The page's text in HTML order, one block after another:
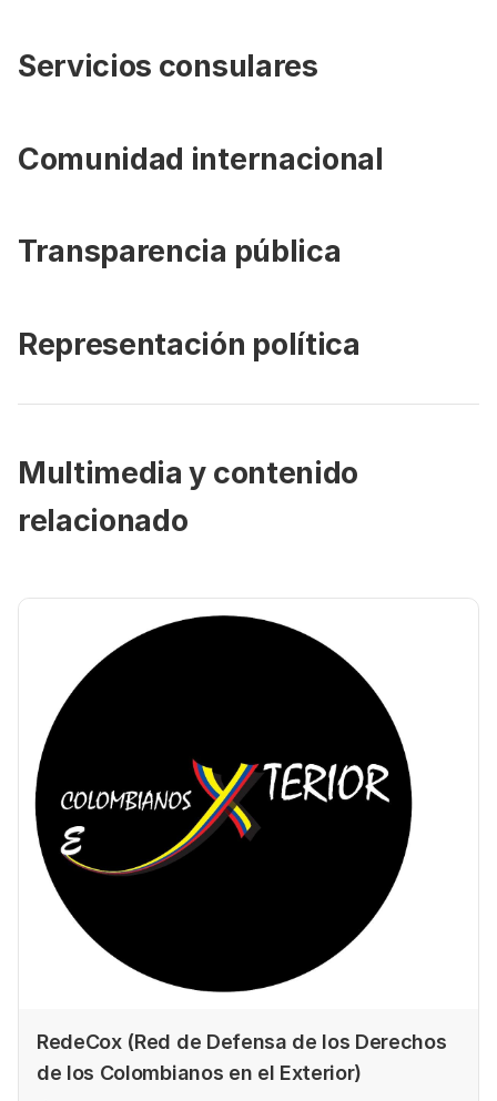
Servicios consulares
Comunidad internacional
Transparencia pública
Representación política
Multimedia y contenido
relacionado
RedeCox (Red de Defensa de los Derechos
de los Colombianos en el Exterior)